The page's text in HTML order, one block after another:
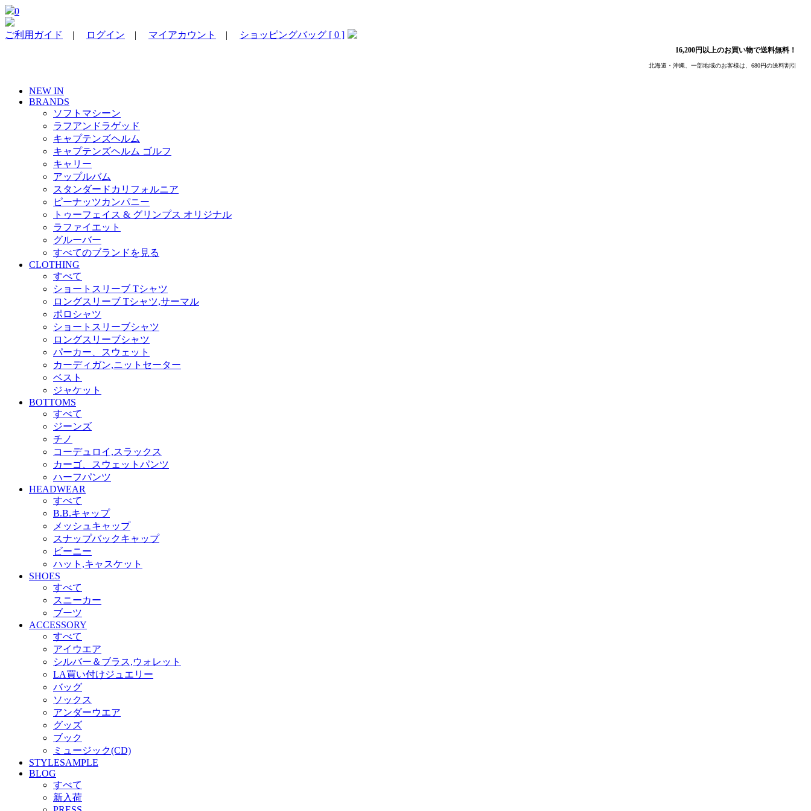
0
ご利用ガイド | ログイン | マイアカウント | ショッピングバッグ [ 0 ]
16,200円以上のお買い物で送料無料！
北海道・沖縄、一部地域のお客様は、680円の送料割引
NEW IN
BRANDS
ソフトマシーン
ラフアンドラゲッド
キャプテンズヘルム
キャプテンズヘルム ゴルフ
キャリー
アップルバム
スタンダードカリフォルニア
ピーナッツカンパニー
トゥーフェイス & グリンプス オリジナル
ラファイエット
グルーバー
すべてのブランドを見る
CLOTHING
すべて
ショートスリーブ Tシャツ
ロングスリーブ Tシャツ,サーマル
ポロシャツ
ショートスリーブシャツ
ロングスリーブシャツ
パーカー、スウェット
カーディガン,ニットセーター
ベスト
ジャケット
BOTTOMS
すべて
ジーンズ
チノ
コーデュロイ,スラックス
カーゴ、スウェットパンツ
ハーフパンツ
HEADWEAR
すべて
B.B.キャップ
メッシュキャップ
スナップバックキャップ
ビーニー
ハット,キャスケット
SHOES
すべて
スニーカー
ブーツ
ACCESSORY
すべて
アイウエア
シルバー＆ブラス,ウォレット
LA買い付けジュエリー
バッグ
ソックス
アンダーウエア
グッズ
ブック
ミュージック(CD)
STYLESAMPLE
BLOG
すべて
新入荷